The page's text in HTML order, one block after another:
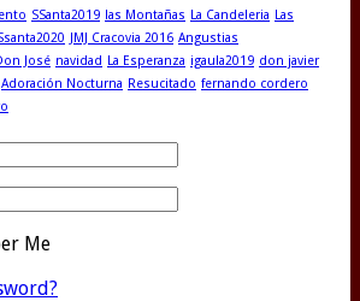
SSanta2019 las Montañas La Candeleria Las
JMJ Cracovia 2016 Angustias
José navidad La Esperanza igaula2019 don javier
Adoración Nocturna Resucitado fernando cordero
Me